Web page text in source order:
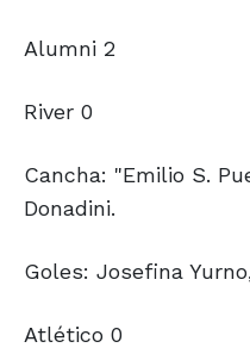
Alumni 2
River 0
Cancha: "Emilio S.
Donadini.
Goles: Josefina
Atlético 0